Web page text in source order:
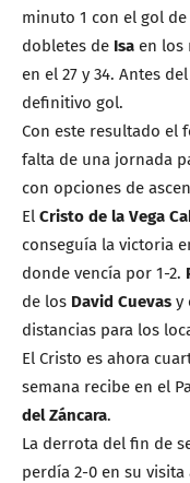
minuto 1 con el gol de
dobletes de Isa en los
en el 27 y 34. Antes
definitivo gol.
Con este resultado el
falta de una jornada
con opciones de
El Cristo de la Vega
conseguía la victoria
donde vencía por 1-2.
de los David Cuevas y
distancias para los
El Cristo es ahora
semana recibe en el
del Záncara.
La derrota del fin de
perdía 2-0 en su visita